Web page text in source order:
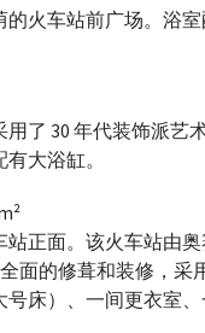
火车站前广场。浴
了 30 年代装饰派艺
大浴缸。
正面。该火车站由
面的修葺和装修，采
床）、一间更衣室